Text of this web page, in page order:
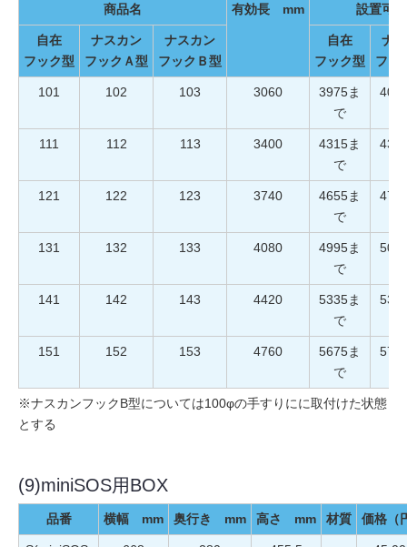
商品名 有効長 mm 設置可
自在
フック型
ナスカン
フックＡ型
ナスカン
フックＢ型
自在
フック型
ナ
フッ
101 102 103 3060
3975ま
で
111 112 113 3400
4315ま
で
121 122 123 3740
4655ま
で
131 132 133 4080
4995ま
で
141 142 143 4420
5335ま
で
151 152 153 4760
5675ま
で
※ナスカンフックB型については100φの手すりにに取付けた状態
とする
(9)miniSOS用BOX
品番 横幅 mm 奥行き mm 高さ mm 材質 価格（